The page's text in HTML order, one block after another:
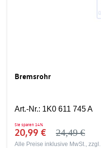
Bremsrohr
Art.-Nr.: 1K0 611 745 A
Sie sparen 14%
20,99 € 24,49 €
Alle Preise inklusive MwSt., zzgl.